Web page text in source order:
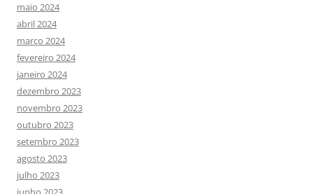
maio 2024
abril 2024
março 2024
fevereiro 2024
janeiro 2024
dezembro 2023
novembro 2023
outubro 2023
setembro 2023
agosto 2023
julho 2023